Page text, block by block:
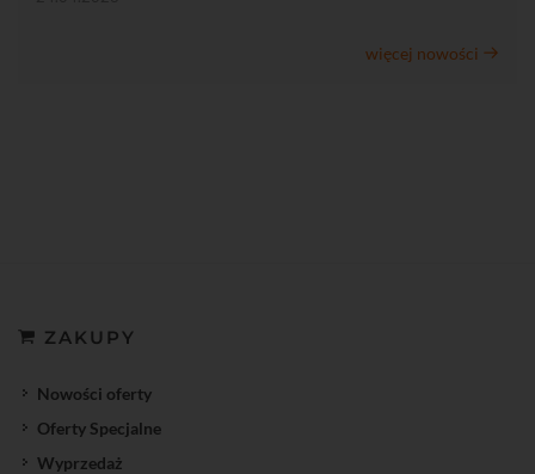
więcej nowości
ZAKUPY
Nowości oferty
Oferty Specjalne
Wyprzedaż